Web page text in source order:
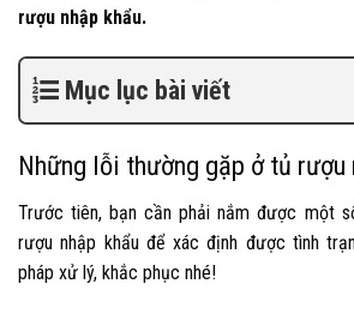
rượu nhập khẩu.
Mục lục bài viết
Những lỗi thường gặp ở tủ rượu
Trước tiên, bạn cần phải nắm được một
rượu nhập khẩu để xác định được tình
pháp xử lý, khắc phục nhé!